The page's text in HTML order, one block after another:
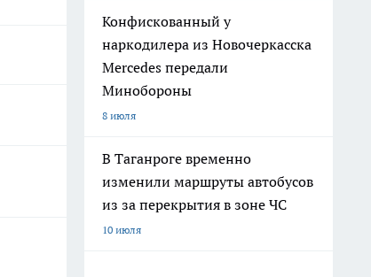
Конфискованный у
наркодилера из Новочеркасска
Mercedes передали
Минобороны
8 июля
В Таганроге временно
изменили маршруты автобусов
из за перекрытия в зоне ЧС
10 июля